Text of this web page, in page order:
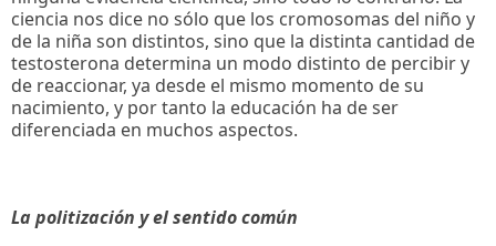
ciencia nos dice no sólo que los cromosomas del niño y
de la niña son distintos, sino que la distinta cantidad de
testosterona determina un modo distinto de percibir y
de reaccionar, ya desde el mismo momento de su
nacimiento, y por tanto la educación ha de ser
diferenciada en muchos aspectos.
La politización y el sentido común